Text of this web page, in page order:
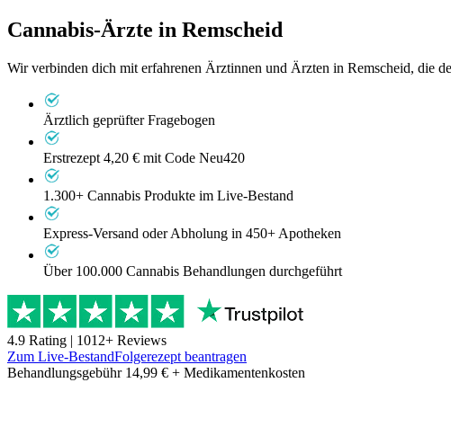
Cannabis-Ärzte in Remscheid
Wir verbinden dich mit erfahrenen Ärztinnen und Ärzten in Remscheid, die
Ärztlich geprüfter Fragebogen
Erstrezept 4,20 € mit Code Neu420
1.300+ Cannabis Produkte im Live-Bestand
Express-Versand oder Abholung in 450+ Apotheken
Über 100.000 Cannabis Behandlungen durchgeführt
4.9 Rating | 1012+ Reviews
Zum Live-BestandFolgerezept beantragen
Behandlungsgebühr 14,99 € + Medikamentenkosten